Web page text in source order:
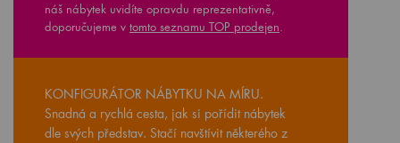
náš nábytek uvidíte opravdu reprezentativně,
doporučujeme v tomto seznamu TOP prodejen
KONFIGURÁTOR NÁBYTKU NA MÍRU.
Snadná a rychlá cesta, jak si pořídit nábytek
dle svých představ. Stačí navštívit některého z